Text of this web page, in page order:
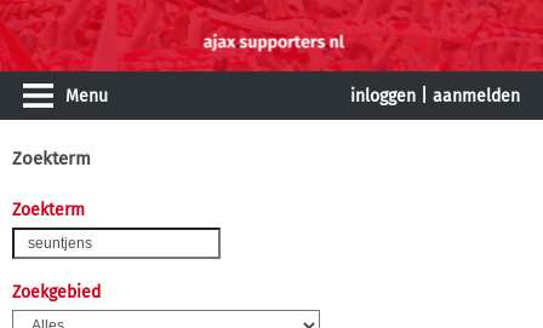
Menu inloggen aanmelden
Zoekterm
Zoekterm
Zoekgebied